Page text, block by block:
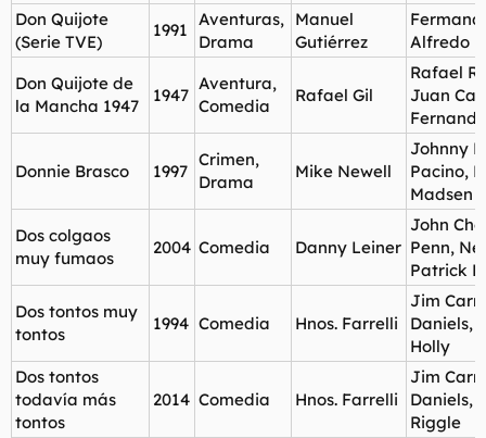
Don Quijote
(Serie TVE)
1991
Aventuras,
Drama
Manuel
Gutiérrez
Alfredo
Don Quijote de
la Mancha 1947
1947
Aventura,
Comedia
Rafael Gil
Rafael
Juan
Donnie Brasco 1997
Crimen,
Drama
Mike Newell
Johnny
Pacino,
Madsen
Dos colgaos
muy fumaos
2004 Comedia Danny Leiner
John
Penn,
Patrick
Dos tontos muy
tontos
1994 Comedia Hnos. Farrelli
Jim
Daniels,
Holly
Dos tontos
todavía más
tontos
2014 Comedia Hnos. Farrelli
Jim
Daniels,
Riggle